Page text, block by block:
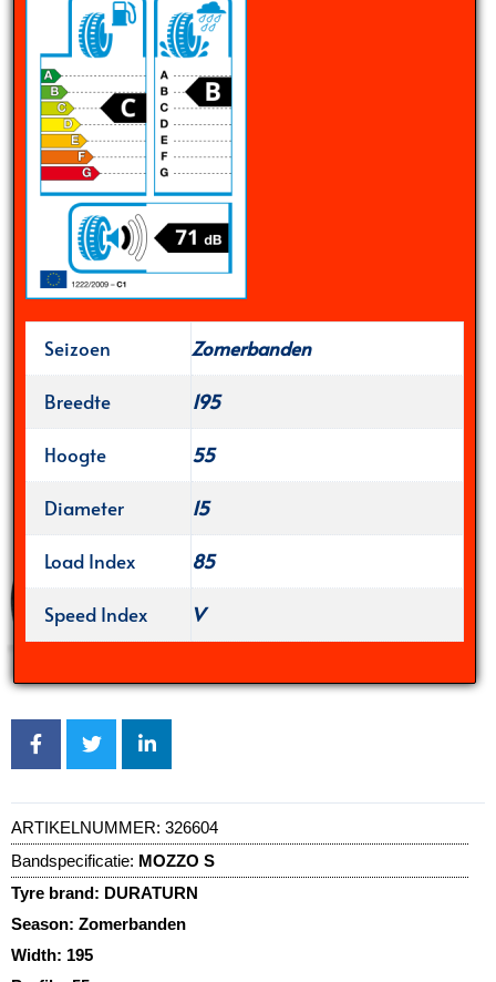
Seizoen
Zomerbanden
Breedte
195
Hoogte
55
Diameter
15
Load Index
85
Speed Index
V
ARTIKELNUMMER: 326604
Bandspecificatie: MOZZO S
Tyre brand: DURATURN
Season: Zomerbanden
Width: 195